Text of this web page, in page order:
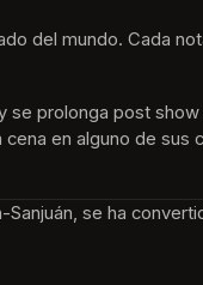
del mundo. Cada
prolonga post
en alguno de sus
se ha